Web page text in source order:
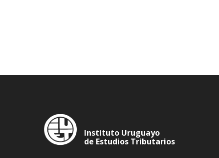
Instituto Uruguayo
de Estudios Tributarios